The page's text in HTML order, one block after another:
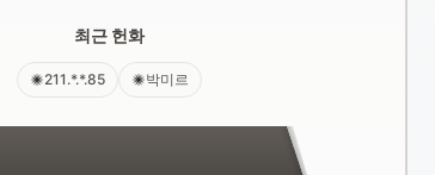
최근 헌화
211.*.*.85 박미르